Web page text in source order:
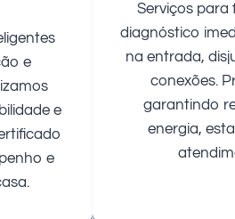
e
e
e
Serviços para
diagnóstico
na entrada,
conexões.
garantindo
energia,